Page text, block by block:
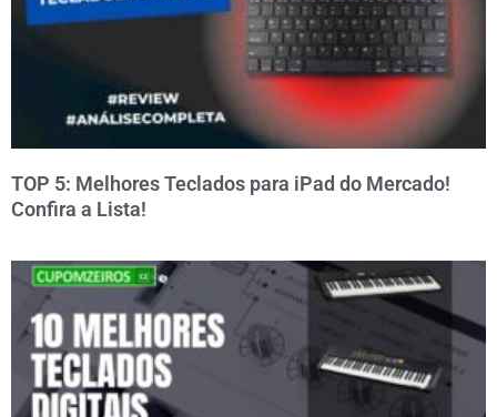
TOP 5: Melhores Teclados para iPad do Mercado!
Confira a Lista!